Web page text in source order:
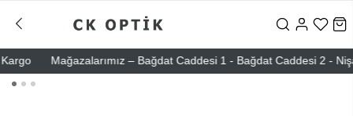
Mağazalarımız – Bağdat Caddesi 1 - Bağdat Caddesi 2 -